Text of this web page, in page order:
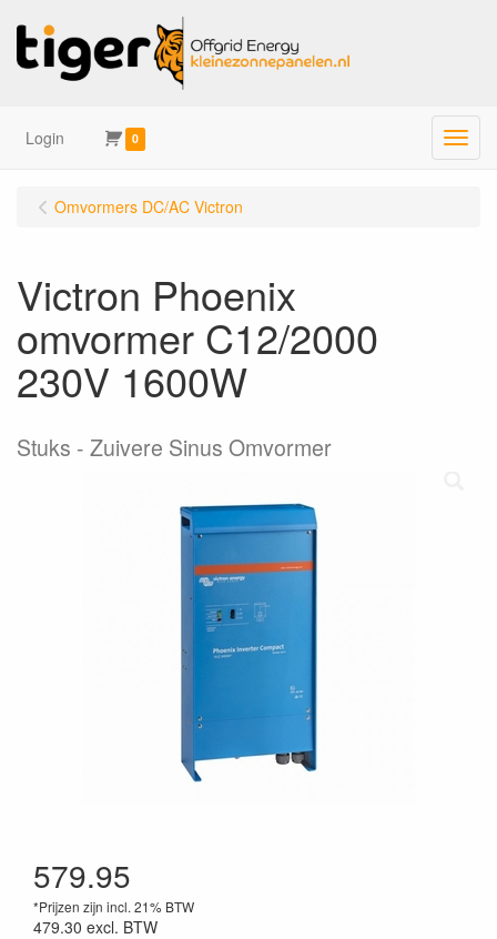
Login 0 Menu
Omvormers DC/AC Victron
Victron Phoenix
omvormer C12/2000
230V 1600W
Stuks Zuivere Sinus Omvormer
579.95
*Prijzen zijn incl. 21% BTW
479.30 excl. BTW